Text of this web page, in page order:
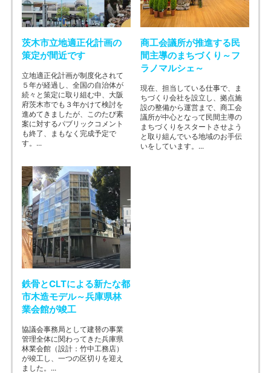
茨木市立地適正化計画の
策定が間近です
立地適正化計画が制度化されて
５年が経過し、全国の自治体が
続々と策定に取り組む中、大阪
府茨木市でも３年かけて検討を
進めてきましたが、このたび素
案に対するパブリックコメント
も終了、まもなく完成予定で
す。...
商工会議所が推進する民
間主導のまちづくり～フ
ラノマルシェ～
現在、担当している仕事で、ま
ちづくり会社を設立し、拠点施
設の整備から運営まで、商工会
議所が中心となって民間主導の
まちづくりをスタートさせよう
と取り組んでいる地域のお手伝
いをしています。...
鉄骨とCLTによる新たな都
市木造モデル～兵庫県林
業会館が竣工
協議会事務局として建替の事業
管理全体に関わってきた兵庫県
林業会館（設計：竹中工務店）
が竣工し、一つの区切りを迎え
ました。...